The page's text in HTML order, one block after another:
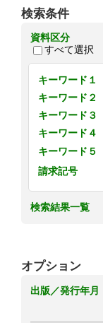
検索条件
資料区分
すべて選択
キーワード１
キーワード２
キーワード３
キーワード４
キーワード５
請求記号
検索結果一覧
オプション
出版／発行年月